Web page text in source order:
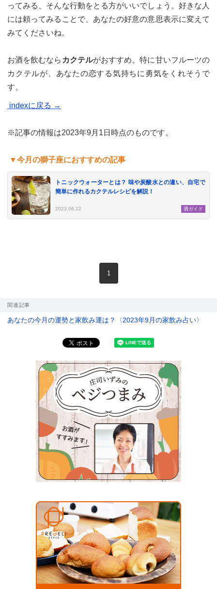
ノミスタイル] 公式twitterペ
エノミスタイル] 公式facebookペ
style[イエノミスタイル] 公式
ってみる、そんな行動をとる方がいいでしょう。好きな人
には頼ってみることで、あなたの好意の意思表示に変えて
みてくださいね。
お酒を飲むなら カクテルがおすすめ。特に甘いフルーツの
カクテルが、あなたの恋する気持ちに勇気をくれそうで
す。
indexに戻る →
※記事の情報は2023年9月1日時点のものです。
▼今月の獅子座におすすめの記事
トニックウォーターとは？ 味や炭酸水との違い、自宅で
簡単に作れるカクテルレシピを解説！
2023.06.22 酒ガイド
1
関連記事
あなたの今月の運勢と家飲み運は？〈2023年9月の家飲み占い〉